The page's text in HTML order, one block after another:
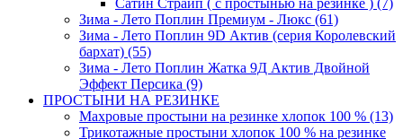
Сатин Страйп ( с простынью на резинке ) (7)
Зима - Лето Поплин Премиум - Люкс (61)
Зима - Лето Поплин 9D Актив (серия Королевский
бархат) (55)
Зима - Лето Поплин Жатка 9Д Актив Двойной
Эффект Персика (9)
ПРОСТЫНИ НА РЕЗИНКЕ
Махровые простыни на резинке хлопок 100 % (13)
Трикотажные простыни хлопок 100 % на резинке